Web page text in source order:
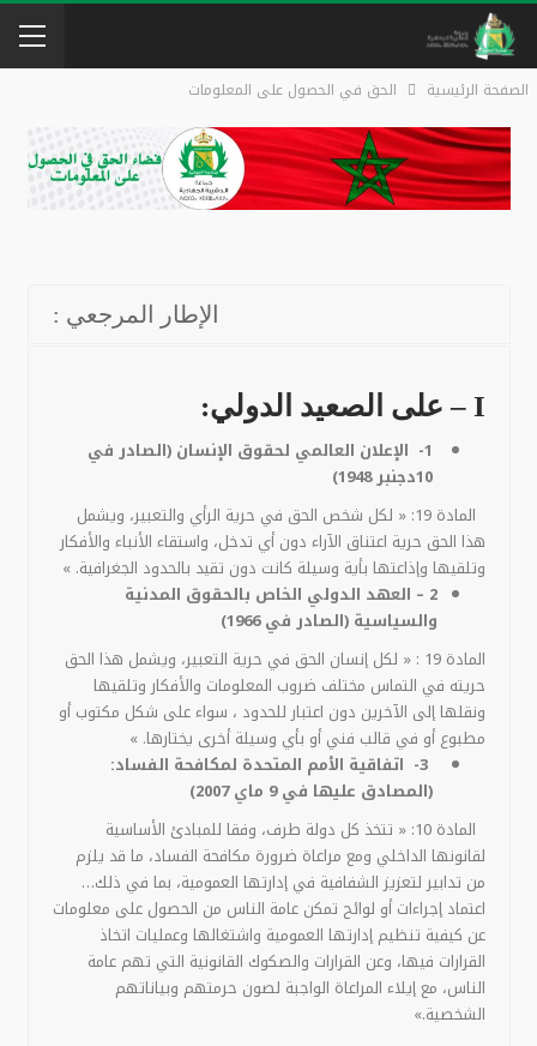
الصفحة الرئيسية الحق في الحصول على المعلومات
الإطار المرجعي :
I – على الصعيد الدولي:
1- الإعلان العالمي لحقوق الإنسان (الصادر في
10دجنبر 1948)
المادة 19: « لكل شخص الحق في حرية الرأي والتعبير، ويشمل
هذا الحق حرية اعتناق الآراء دون أي تدخل، واستقاء الأنباء والأفكار
وتلقيها وإذاعتها بأية وسيلة كانت دون تقيد بالحدود الجغرافية. »
2 – العهد الدولي الخاص بالحقوق المدنية
والسياسية (الصادر في 1966)
المادة 19 : « لكل إنسان الحق في حرية التعبير، ويشمل هذا الحق
حريته في التماس مختلف ضروب المعلومات والأفكار وتلقيها
ونقلها إلى الآخرين دون اعتبار للحدود ، سواء على شكل مكتوب أو
مطبوع أو في قالب فني أو بأي وسيلة أخرى يختارها. »
3- اتفاقية الأمم المتحدة لمكافحة الفساد:
(المصادق عليها في 9 ماي 2007)
المادة 10: « تتخذ كل دولة طرف، وفقا للمبادئ الأساسية
لقانونها الداخلي ومع مراعاة ضرورة مكافحة الفساد، ما قد يلزم
من تدابير لتعزيز الشفافية في إدارتها العمومية، بما في ذلك…
اعتماد إجراءات أو لوائح تمكن عامة الناس من الحصول على معلومات
عن كيفية تنظيم إدارتها العمومية واشتغالها وعمليات اتخاذ
القرارات فيها، وعن القرارات والصكوك القانونية التي تهم عامة
الناس، مع إيلاء المراعاة الواجبة لصون حرمتهم وبياناتهم
الشخصية.»